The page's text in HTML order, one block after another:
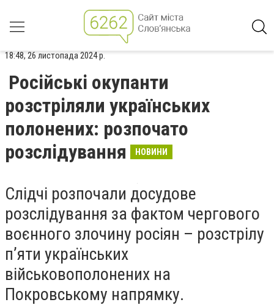
18:48, 26 листопада 2024 р.
Російські окупанти
розстріляли українських
полонених: розпочато
розслідування
НОВИНИ
Слідчі розпочали досудове
розслідування за фактом чергового
воєнного злочину росіян – розстрілу
п’яти українських
військовополонених на
Покровському напрямку.